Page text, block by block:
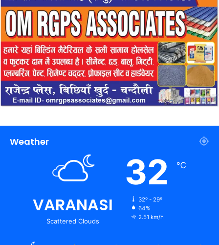
Weather
VARANASI
Scattered Clouds
32 ℃
32º - 29º
64%
2.51 km/h